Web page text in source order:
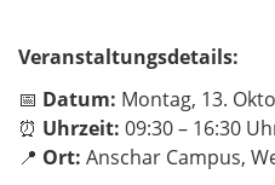
Veranstaltungsdetails:
📅 Datum: Montag, 13.
⏰ Uhrzeit: 09:30 – 16:30
📍 Ort: Anschar Campus,